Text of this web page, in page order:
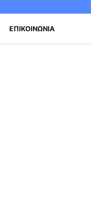
ΕΠΙΚΟΙΝΩΝΊΑ